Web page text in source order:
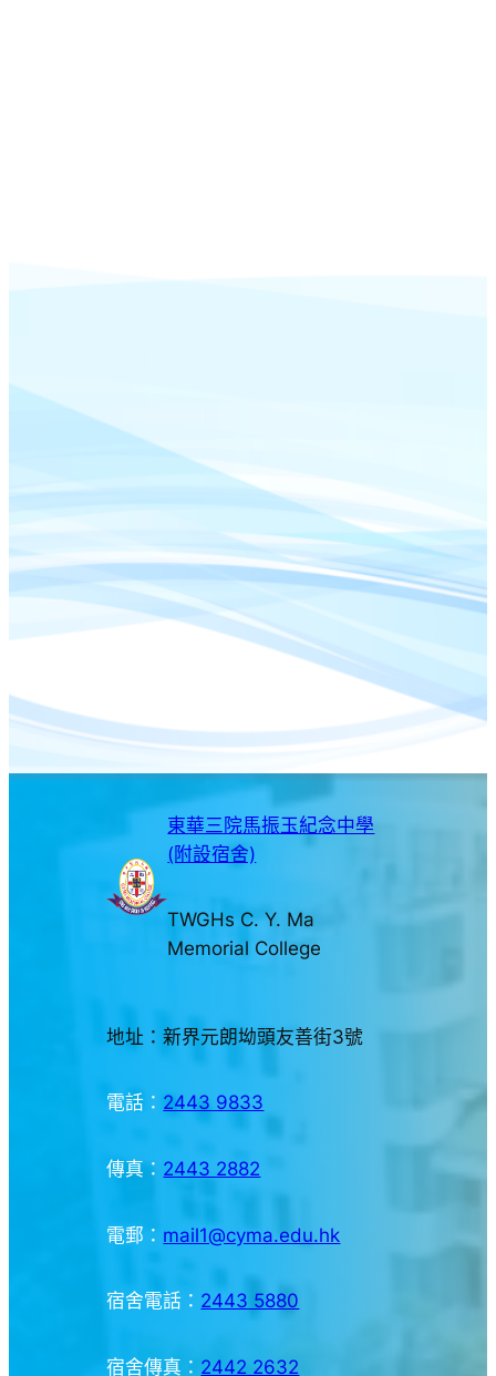
東華三院馬振玉紀念中學
(附設宿舍)
TWGHs C. Y. Ma
Memorial College
地址：新界元朗坳頭友善街3號
電話： 2443 9833
傳真： 2443 2882
電郵： mail1@cyma.edu.hk
宿舍電話： 2443 5880
宿舍傳真： 2442 2632